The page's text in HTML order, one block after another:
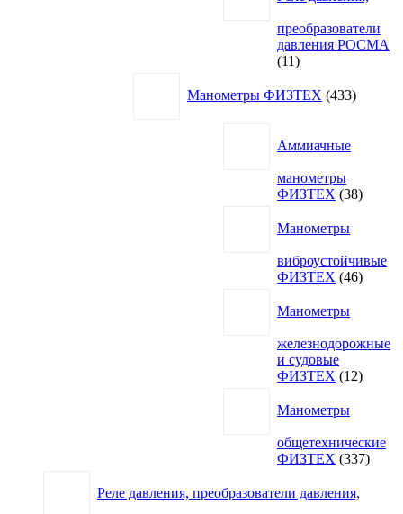
преобразователи
давления РОСМА
1111
Манометры ФИЗТЕХ 433товара
Аммиачные
манометры
ФИЗТЕХ 3838
Манометры
виброустойчивые
ФИЗТЕХ 4646
Манометры
железнодорожные
и судовые
ФИЗТЕХ
1212
Манометры
общетехнические
ФИЗТЕХ 337337
Реле давления, преобразователи давления,